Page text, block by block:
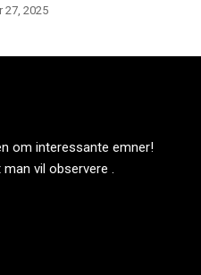
27, 2025
om interessante emner!
vil observere .